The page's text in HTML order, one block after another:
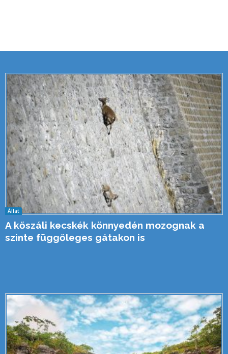
Állat
A kőszáli kecskék könnyedén mozognak a
szinte függőleges gátakon is